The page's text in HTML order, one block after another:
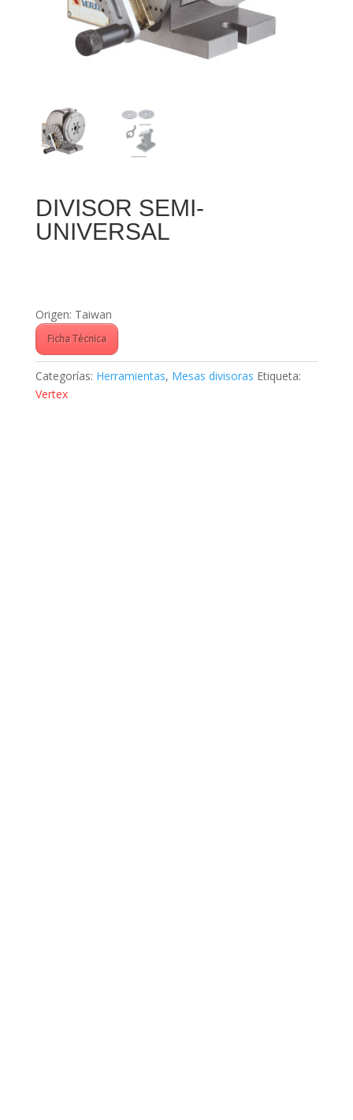
DIVISOR SEMI-
UNIVERSAL
Origen: Taiwan
Ficha Técnica
Categorías: Herramientas, Mesas divisoras Etiqueta:
Vertex